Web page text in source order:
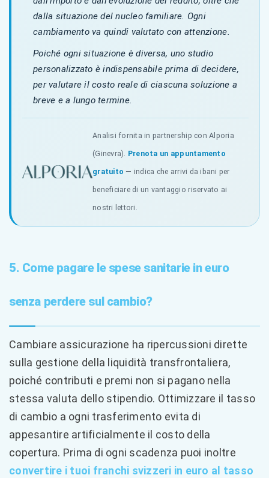
dalla situazione del nucleo familiare. Ogni
cambiamento va quindi valutato con attenzione.
Poiché ogni situazione è diversa, uno studio
personalizzato è indispensabile prima di decidere,
per valutare il costo reale di ciascuna soluzione a
breve e a lungo termine.
Analisi fornita in partnership con Alporia
(Ginevra). Prenota un appuntamento
gratuito — indica che arrivi da ibani per
beneficiare di un vantaggio riservato ai
nostri lettori.
5. Come pagare le spese sanitarie in euro
senza perdere sul cambio?
Cambiare assicurazione ha ripercussioni dirette
sulla gestione della liquidità transfrontaliera,
poiché contributi e premi non si pagano nella
stessa valuta dello stipendio. Ottimizzare il tasso
di cambio a ogni trasferimento evita di
appesantire artificialmente il costo della
copertura. Prima di ogni scadenza puoi inoltre
convertire i tuoi franchi svizzeri in euro al tasso